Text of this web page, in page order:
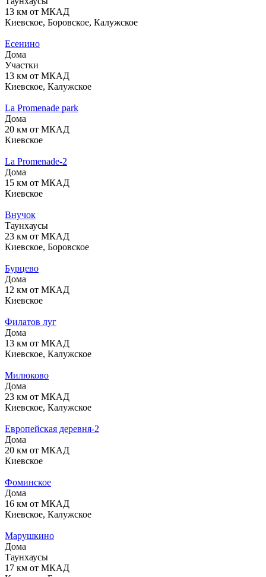
13 км от МКАД
Киевское, Боровское, Калужское
Есенино
Дома
Участки
13 км от МКАД
Киевское, Калужское
La Promenade park
Дома
20 км от МКАД
Киевское
La Promenade-2
Дома
15 км от МКАД
Киевское
Внучок
Таунхаусы
23 км от МКАД
Киевское, Боровское
Бурцево
Дома
12 км от МКАД
Киевское
Филатов луг
Дома
13 км от МКАД
Киевское, Калужское
Милюково
Дома
23 км от МКАД
Киевское, Калужское
Европейская деревня-2
Дома
20 км от МКАД
Киевское
Фоминское
Дома
16 км от МКАД
Киевское, Калужское
Марушкино
Дома
Таунхаусы
17 км от МКАД